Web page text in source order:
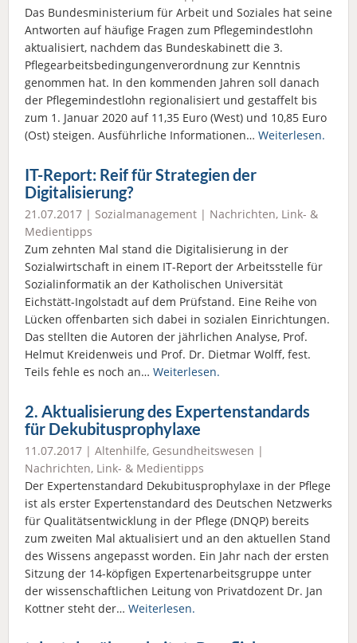
Das Bundesministerium für Arbeit und Soziales hat seine
Antworten auf häufige Fragen zum Pflegemindestlohn
aktualisiert, nachdem das Bundeskabinett die 3.
Pflegearbeitsbedingungenverordnung zur Kenntnis
genommen hat. In den kommenden Jahren soll danach
der Pflegemindestlohn regionalisiert und gestaffelt bis
zum 1. Januar 2020 auf 11,35 Euro (West) und 10,85 Euro
(Ost) steigen. Ausführliche Informationen… Weiterlesen.
IT-Report: Reif für Strategien der
Digitalisierung?
21.07.2017 | Sozialmanagement | Nachrichten, Link- &
Medientipps
Zum zehnten Mal stand die Digitalisierung in der
Sozialwirtschaft in einem IT-Report der Arbeitsstelle für
Sozialinformatik an der Katholischen Universität
Eichstätt-Ingolstadt auf dem Prüfstand. Eine Reihe von
Lücken offenbarten sich dabei in sozialen Einrichtungen.
Das stellten die Autoren der jährlichen Analyse, Prof.
Helmut Kreidenweis und Prof. Dr. Dietmar Wolff, fest.
Teils fehle es noch an… Weiterlesen.
2. Aktualisierung des Expertenstandards
für Dekubitusprophylaxe
11.07.2017 | Altenhilfe, Gesundheitswesen |
Nachrichten, Link- & Medientipps
Der Expertenstandard Dekubitusprophylaxe in der Pflege
ist als erster Expertenstandard des Deutschen Netzwerks
für Qualitätsentwicklung in der Pflege (DNQP) bereits
zum zweiten Mal aktualisiert und an den aktuellen Stand
des Wissens angepasst worden. Ein Jahr nach der ersten
Sitzung der 14-köpfigen Expertenarbeitsgruppe unter
der wissenschaftlichen Leitung von Privatdozent Dr. Jan
Kottner steht der… Weiterlesen.